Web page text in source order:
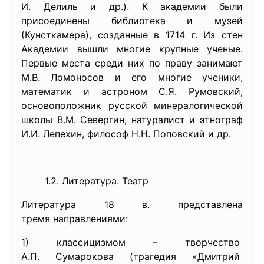
И. Делиль и др.). К академии были
присоединены библиотека и музей
(Кунсткамера), созданные в 1714 г. Из стен
Академии вышли многие крупные ученые.
Первые места среди них по праву занимают
М.В. Ломоносов и его многие ученики,
математик и астроном С.Я. Румовский,
основоположник русской минералогической
школы В.М. Севергин, натуралист и этнограф
И.И. Лепехин, философ Н.Н. Поповский и др.
1.2. Литература. Театр
Литература 18 в. представлена
тремя направлениями:
1) классицизмом – творчество
А.П. Сумарокова (трагедия «Дмитрий